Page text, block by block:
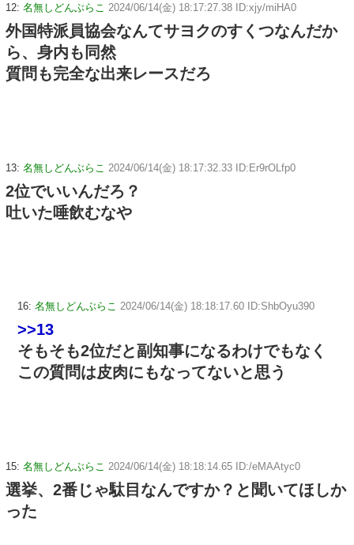
12: 名無しどんぶらこ 2024/06/14(金) 18:17:27.38 ID:xjy/miHA0
外国特派員協会なんてサヨクのすくつなんだか
ら、身内も同然
質問も完全な出来レースだろ
13: 名無しどんぶらこ 2024/06/14(金) 18:17:32.33 ID:Er9rOLfp0
2位でいいんだろ？
吐いた唾飲むなや
16: 名無しどんぶらこ 2024/06/14(金) 18:18:17.60 ID:ShbOyu390
>>13
そもそも2位だと副知事になるわけでもなく
この質問は皮肉にもなってないと思う
15: 名無しどんぶらこ 2024/06/14(金) 18:18:14.65 ID:/eMAAtyc0
選挙、2番じゃ駄目なんですか？と聞いてほしか
った